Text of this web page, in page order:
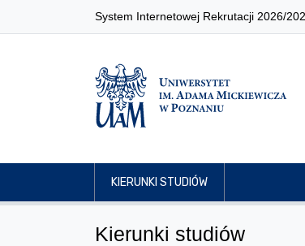
System Internetowej Rekrutacji 2026/
KIERUNKI STUDIÓW
Kierunki studiów